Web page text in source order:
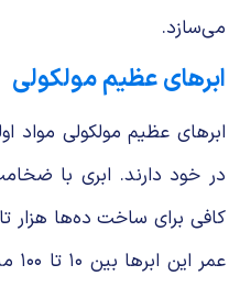
می‌سازد.
ابرهای عظیم مولکولی
ابرهای عظیم مولکولی مواد
کافی برای ساخت ده‌ها هزار